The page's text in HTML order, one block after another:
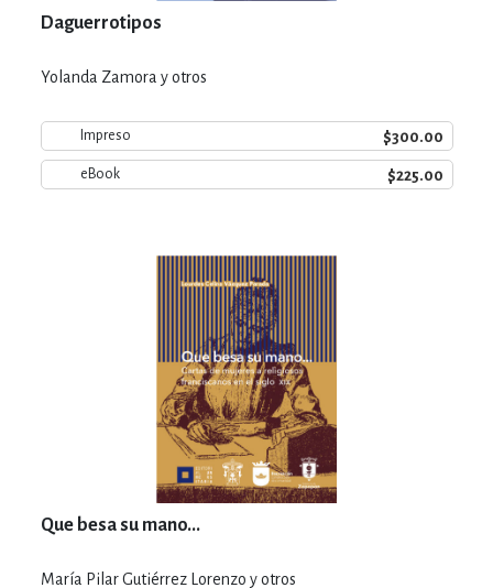
Daguerrotipos
Yolanda Zamora y otros
Impreso $300.00
eBook $225.00
Que besa su mano...
María Pilar Gutiérrez Lorenzo y otros